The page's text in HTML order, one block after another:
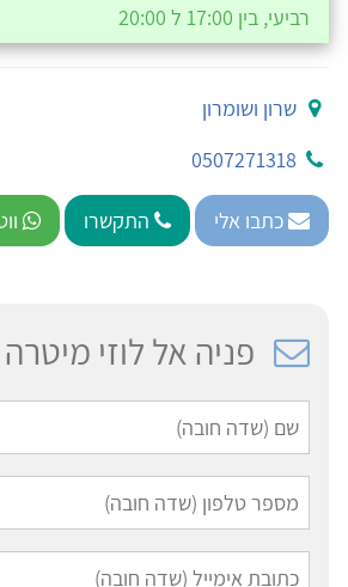
רביעי, בין 17:00 ל 20:00
שרון ושומרון
0507271318
כתבו אלי התקשרו
פניה אל לוזי מיטרה